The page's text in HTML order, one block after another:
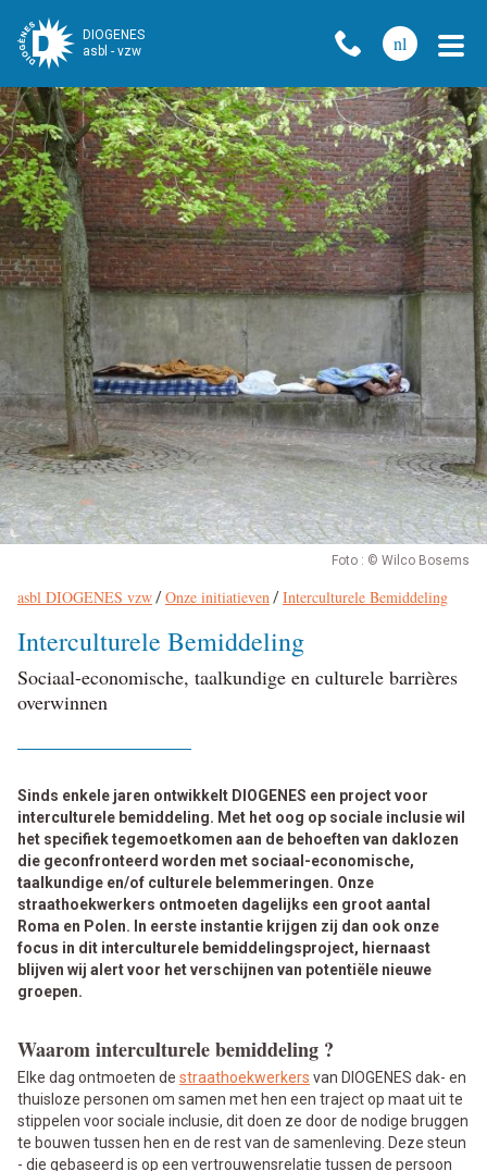
DIOGENES
asbl - vzw
nl
Foto : © Wilco Bosems
Broodkruimel
asbl DIOGENES vzw/Onze initiatieven/Interculturele Bemiddeling
Interculturele Bemiddeling
Sociaal-economische, taalkundige en culturele barrières
overwinnen
Sinds enkele jaren ontwikkelt DIOGENES een project voor
interculturele bemiddeling. Met het oog op sociale inclusie wil
het specifiek tegemoetkomen aan de behoeften van daklozen
die geconfronteerd worden met sociaal-economische,
taalkundige en/of culturele belemmeringen. Onze
straathoekwerkers ontmoeten dagelijks een groot aantal
Roma en Polen. In eerste instantie krijgen zij dan ook onze
focus in dit interculturele bemiddelingsproject, hiernaast
blijven wij alert voor het verschijnen van potentiële nieuwe
groepen.
Waarom interculturele bemiddeling ?
Elke dag ontmoeten de straathoekwerkers van DIOGENES dak- en
thuisloze personen om samen met hen een traject op maat uit te
stippelen voor sociale inclusie, dit doen ze door de nodige bruggen
te bouwen tussen hen en de rest van de samenleving. Deze steun
- die gebaseerd is op een vertrouwensrelatie tussen de persoon